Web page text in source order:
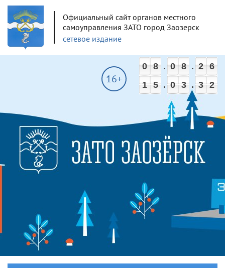
Официальный сайт органов местного
самоуправления ЗАТО город Заозерск
сетевое издание
0 8 . 0 8 . 2 6
1 5 . 0 3 . 3 2
16+